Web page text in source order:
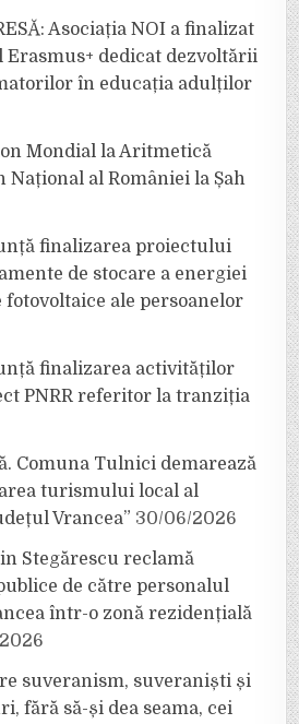
Asociația NOI a finalizat
Erasmus+ dedicat dezvoltării
în educația adulților
Mondial la Aritmetică
Național al României la Șah
finalizarea proiectului
de stocare a energiei
fotovoltaice ale persoanelor
finalizarea activităților
PNRR referitor la tranziția
Comuna Tulnici demarează
turismului local al
Vrancea” 30/06/2026
Stegărescu reclamă
de către personalul
într-o zonă rezidențială
suveranism, suveraniști și
fără să-și dea seama, cei